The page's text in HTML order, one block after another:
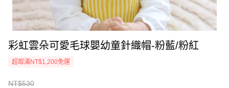
彩虹雲朵可愛毛球嬰幼童針織帽-粉藍/粉紅
超取滿NT$1,200免運
NT$530